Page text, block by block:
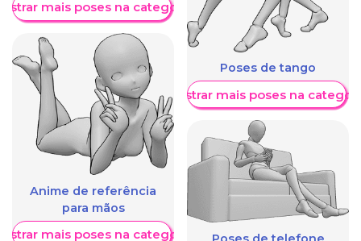
mais poses na categoria
Anime de referência
para mãos
mais poses na categoria
Poses de tango
Mostrar mais poses na